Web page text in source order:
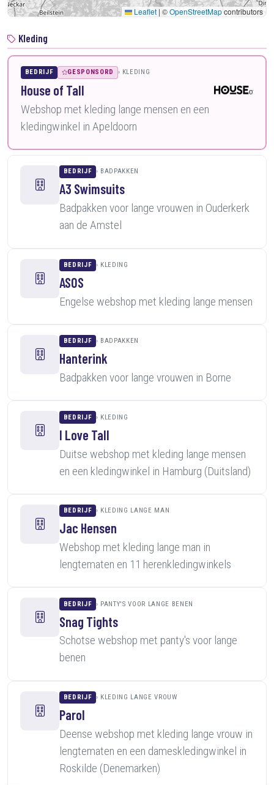
Leaflet | ©OpenStreetMapcontributors
Kleding
BEDRIJF GESPONSORD KLEDING
House of Tall
Webshop met kleding lange mensen en een
kledingwinkel in Apeldoorn
BEDRIJF BADPAKKEN
A3 Swimsuits
Badpakken voor lange vrouwen in Ouderkerk
aan de Amstel
BEDRIJF KLEDING
ASOS
Engelse webshop met kleding lange mensen
BEDRIJF BADPAKKEN
Hanterink
Badpakken voor lange vrouwen in Borne
BEDRIJF KLEDING
I Love Tall
Duitse webshop met kleding lange mensen
en een kledingwinkel in Hamburg (Duitsland)
BEDRIJF KLEDING LANGE MAN
Jac Hensen
Webshop met kleding lange man in
lengtematen en 11 herenkledingwinkels
BEDRIJF PANTY'S VOOR LANGE BENEN
Snag Tights
Schotse webshop met panty's voor lange
benen
BEDRIJF KLEDING LANGE VROUW
Parol
Deense webshop met kleding lange vrouw in
lengtematen en een dameskledingwinkel in
Roskilde (Denemarken)